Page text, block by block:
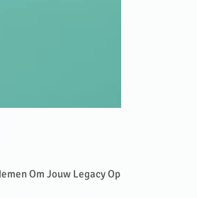
Om Jouw Legacy Op